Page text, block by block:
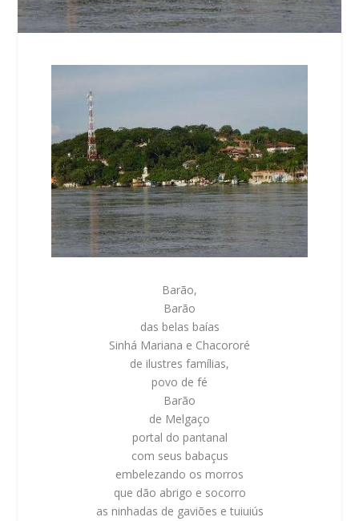
Barão,
Barão
das belas baías
Sinhá Mariana e Chacororé
de ilustres famílias,
povo de fé
Barão
de Melgaço
portal do pantanal
com seus babaçus
embelezando os morros
que dão abrigo e socorro
as ninhadas de gaviões e tuiuiús